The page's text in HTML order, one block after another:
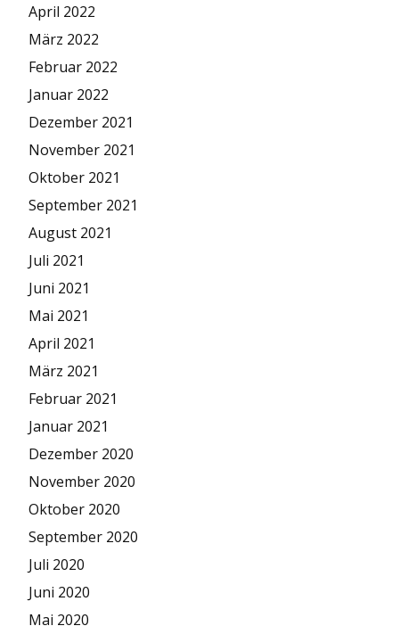
April 2022
März 2022
Februar 2022
Januar 2022
Dezember 2021
November 2021
Oktober 2021
September 2021
August 2021
Juli 2021
Juni 2021
Mai 2021
April 2021
März 2021
Februar 2021
Januar 2021
Dezember 2020
November 2020
Oktober 2020
September 2020
Juli 2020
Juni 2020
Mai 2020